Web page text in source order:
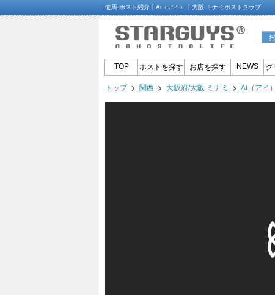
壱馬 ホスト紹介┃Ai（アイ）┃大阪 ミナミホストクラブ
TOP ホストを探す お店を探す NEWS グ
トップ 関西 大阪府/大阪 ミナミ Ai（アイ）